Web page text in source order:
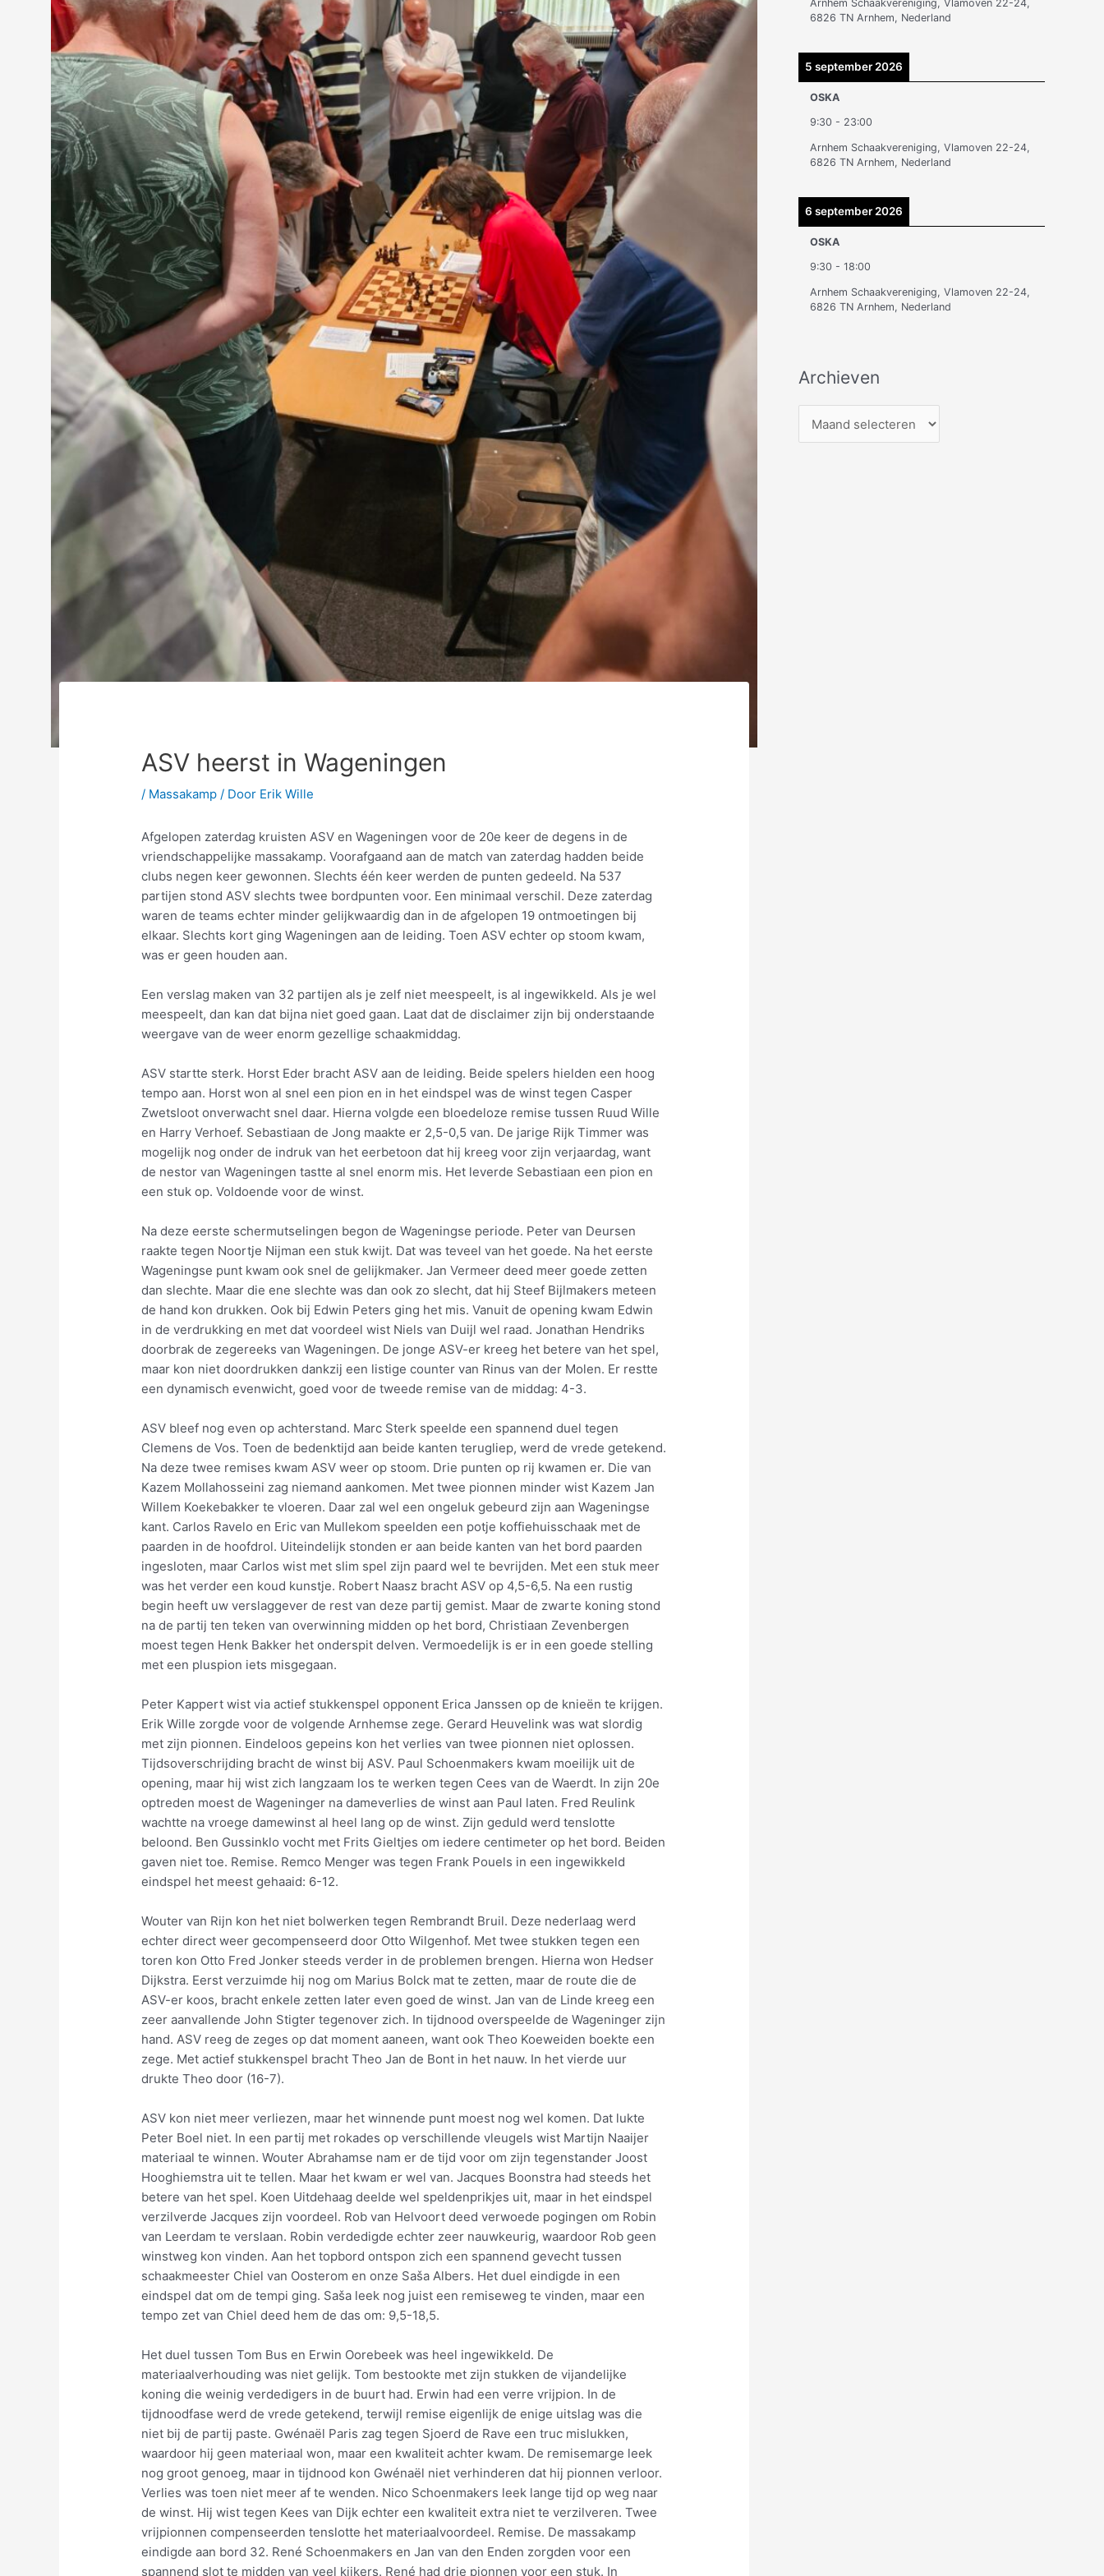
ASV heerst in Wageningen
/ Massakamp / Door Erik Wille
Afgelopen zaterdag kruisten ASV en Wageningen voor de 20e keer de degens in de
vriendschappelijke massakamp. Voorafgaand aan de match van zaterdag hadden beide
clubs negen keer gewonnen. Slechts één keer werden de punten gedeeld. Na 537
partijen stond ASV slechts twee bordpunten voor. Een minimaal verschil. Deze zaterdag
waren de teams echter minder gelijkwaardig dan in de afgelopen 19 ontmoetingen bij
elkaar. Slechts kort ging Wageningen aan de leiding. Toen ASV echter op stoom kwam,
was er geen houden aan.
Een verslag maken van 32 partijen als je zelf niet meespeelt, is al ingewikkeld. Als je wel
meespeelt, dan kan dat bijna niet goed gaan. Laat dat de disclaimer zijn bij onderstaande
weergave van de weer enorm gezellige schaakmiddag.
ASV startte sterk. Horst Eder bracht ASV aan de leiding. Beide spelers hielden een hoog
tempo aan. Horst won al snel een pion en in het eindspel was de winst tegen Casper
Zwetsloot onverwacht snel daar. Hierna volgde een bloedeloze remise tussen Ruud Wille
en Harry Verhoef. Sebastiaan de Jong maakte er 2,5-0,5 van. De jarige Rijk Timmer was
mogelijk nog onder de indruk van het eerbetoon dat hij kreeg voor zijn verjaardag, want
de nestor van Wageningen tastte al snel enorm mis. Het leverde Sebastiaan een pion en
een stuk op. Voldoende voor de winst.
Na deze eerste schermutselingen begon de Wageningse periode. Peter van Deursen
raakte tegen Noortje Nijman een stuk kwijt. Dat was teveel van het goede. Na het eerste
Wageningse punt kwam ook snel de gelijkmaker. Jan Vermeer deed meer goede zetten
dan slechte. Maar die ene slechte was dan ook zo slecht, dat hij Steef Bijlmakers meteen
de hand kon drukken. Ook bij Edwin Peters ging het mis. Vanuit de opening kwam Edwin
in de verdrukking en met dat voordeel wist Niels van Duijl wel raad. Jonathan Hendriks
doorbrak de zegereeks van Wageningen. De jonge ASV-er kreeg het betere van het spel,
maar kon niet doordrukken dankzij een listige counter van Rinus van der Molen. Er restte
een dynamisch evenwicht, goed voor de tweede remise van de middag: 4-3.
ASV bleef nog even op achterstand. Marc Sterk speelde een spannend duel tegen
Clemens de Vos. Toen de bedenktijd aan beide kanten terugliep, werd de vrede getekend.
Na deze twee remises kwam ASV weer op stoom. Drie punten op rij kwamen er. Die van
Kazem Mollahosseini zag niemand aankomen. Met twee pionnen minder wist Kazem Jan
Willem Koekebakker te vloeren. Daar zal wel een ongeluk gebeurd zijn aan Wageningse
kant. Carlos Ravelo en Eric van Mullekom speelden een potje koffiehuisschaak met de
paarden in de hoofdrol. Uiteindelijk stonden er aan beide kanten van het bord paarden
ingesloten, maar Carlos wist met slim spel zijn paard wel te bevrijden. Met een stuk meer
was het verder een koud kunstje. Robert Naasz bracht ASV op 4,5-6,5. Na een rustig
begin heeft uw verslaggever de rest van deze partij gemist. Maar de zwarte koning stond
na de partij ten teken van overwinning midden op het bord, Christiaan Zevenbergen
moest tegen Henk Bakker het onderspit delven. Vermoedelijk is er in een goede stelling
met een pluspion iets misgegaan.
Peter Kappert wist via actief stukkenspel opponent Erica Janssen op de knieën te krijgen.
Erik Wille zorgde voor de volgende Arnhemse zege. Gerard Heuvelink was wat slordig
met zijn pionnen. Eindeloos gepeins kon het verlies van twee pionnen niet oplossen.
Tijdsoverschrijding bracht de winst bij ASV. Paul Schoenmakers kwam moeilijk uit de
opening, maar hij wist zich langzaam los te werken tegen Cees van de Waerdt. In zijn 20e
optreden moest de Wageninger na dameverlies de winst aan Paul laten. Fred Reulink
wachtte na vroege damewinst al heel lang op de winst. Zijn geduld werd tenslotte
beloond. Ben Gussinklo vocht met Frits Gieltjes om iedere centimeter op het bord. Beiden
gaven niet toe. Remise. Remco Menger was tegen Frank Pouels in een ingewikkeld
eindspel het meest gehaaid: 6-12.
Wouter van Rijn kon het niet bolwerken tegen Rembrandt Bruil. Deze nederlaag werd
echter direct weer gecompenseerd door Otto Wilgenhof. Met twee stukken tegen een
toren kon Otto Fred Jonker steeds verder in de problemen brengen. Hierna won Hedser
Dijkstra. Eerst verzuimde hij nog om Marius Bolck mat te zetten, maar de route die de
ASV-er koos, bracht enkele zetten later even goed de winst. Jan van de Linde kreeg een
zeer aanvallende John Stigter tegenover zich. In tijdnood overspeelde de Wageninger zijn
hand. ASV reeg de zeges op dat moment aaneen, want ook Theo Koeweiden boekte een
zege. Met actief stukkenspel bracht Theo Jan de Bont in het nauw. In het vierde uur
drukte Theo door (16-7).
ASV kon niet meer verliezen, maar het winnende punt moest nog wel komen. Dat lukte
Peter Boel niet. In een partij met rokades op verschillende vleugels wist Martijn Naaijer
materiaal te winnen. Wouter Abrahamse nam er de tijd voor om zijn tegenstander Joost
Hooghiemstra uit te tellen. Maar het kwam er wel van. Jacques Boonstra had steeds het
betere van het spel. Koen Uitdehaag deelde wel speldenprikjes uit, maar in het eindspel
verzilverde Jacques zijn voordeel. Rob van Helvoort deed verwoede pogingen om Robin
van Leerdam te verslaan. Robin verdedigde echter zeer nauwkeurig, waardoor Rob geen
winstweg kon vinden. Aan het topbord ontspon zich een spannend gevecht tussen
schaakmeester Chiel van Oosterom en onze Saša Albers. Het duel eindigde in een
eindspel dat om de tempi ging. Saša leek nog juist een remiseweg te vinden, maar een
tempo zet van Chiel deed hem de das om: 9,5-18,5.
Het duel tussen Tom Bus en Erwin Oorebeek was heel ingewikkeld. De
materiaalverhouding was niet gelijk. Tom bestookte met zijn stukken de vijandelijke
koning die weinig verdedigers in de buurt had. Erwin had een verre vrijpion. In de
tijdnoodfase werd de vrede getekend, terwijl remise eigenlijk de enige uitslag was die
niet bij de partij paste. Gwénaël Paris zag tegen Sjoerd de Rave een truc mislukken,
waardoor hij geen materiaal won, maar een kwaliteit achter kwam. De remisemarge leek
nog groot genoeg, maar in tijdnood kon Gwénaël niet verhinderen dat hij pionnen verloor.
Verlies was toen niet meer af te wenden. Nico Schoenmakers leek lange tijd op weg naar
de winst. Hij wist tegen Kees van Dijk echter een kwaliteit extra niet te verzilveren. Twee
vrijpionnen compenseerden tenslotte het materiaalvoordeel. Remise. De massakamp
eindigde aan bord 32. René Schoenmakers en Jan van den Enden zorgden voor een
spannend slot te midden van veel kijkers. René had drie pionnen voor een stuk. In
Arnhem Schaakvereniging, Vlamoven 22-24,
6826 TN Arnhem, Nederland
5 september 2026
OSKA
9:30 - 23:00
Arnhem Schaakvereniging, Vlamoven 22-24,
6826 TN Arnhem, Nederland
6 september 2026
OSKA
9:30 - 18:00
Arnhem Schaakvereniging, Vlamoven 22-24,
6826 TN Arnhem, Nederland
Archieven